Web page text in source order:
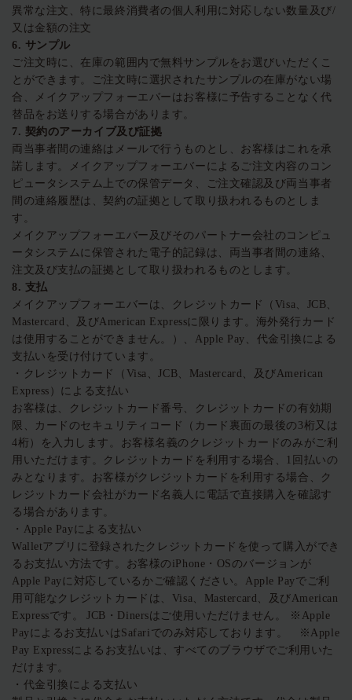
異常な注文、特に最終消費者の個人利用に対応しない数量及び/
又は金額の注文
6. サンプル
ご注文時に、在庫の範囲内で無料サンプルをお選びいただくこ
とができます。ご注文時に選択されたサンプルの在庫がない場
合、メイクアップフォーエバーはお客様に予告することなく代
替品をお送りする場合があります。
7. 契約のアーカイブ及び証拠
両当事者間の連絡はメールで行うものとし、お客様はこれを承
諾します。メイクアップフォーエバーによるご注文内容のコン
ピュータシステム上での保管データ、ご注文確認及び両当事者
間の連絡履歴は、契約の証拠として取り扱われるものとしま
す。
メイクアップフォーエバー及びそのパートナー会社のコンピュ
ータシステムに保管された電子的記録は、両当事者間の連絡、
注文及び支払の証拠として取り扱われるものとします。
8. 支払
メイクアップフォーエバーは、クレジットカード（Visa、JCB、
Mastercard、及びAmerican Expressに限ります。海外発行カード
は使用することができません。）、Apple Pay、代金引換による
支払いを受け付けています。
・クレジットカード（Visa、JCB、Mastercard、及びAmerican
Express）による支払い
お客様は、クレジットカード番号、クレジットカードの有効期
限、カードのセキュリティコード（カード裏面の最後の3桁又は
4桁）を入力します。お客様名義のクレジットカードのみがご利
用いただけます。クレジットカードを利用する場合、1回払いの
みとなります。お客様がクレジットカードを利用する場合、ク
レジットカード会社がカード名義人に電話で直接購入を確認す
る場合があります。
・Apple Payによる支払い
Walletアプリに登録されたクレジットカードを使って購入ができ
るお支払い方法です。お客様のiPhone・OSのバージョンが
Apple Payに対応しているかご確認ください。Apple Payでご利
用可能なクレジットカードは、Visa、Mastercard、及びAmerican
Expressです。 JCB・Dinersはご使用いただけません。
※Apple
Payによるお支払いはSafariでのみ対応しております。 ※Apple
Pay Expressによるお支払いは、すべてのブラウザでご利用いた
だけます。
・代金引換による支払い